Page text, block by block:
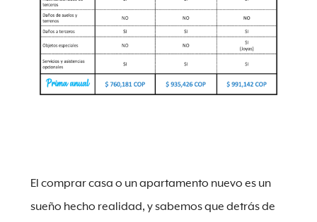
El comprar casa o un apartamento nuevo es un
sueño hecho realidad, y sabemos que detrás de